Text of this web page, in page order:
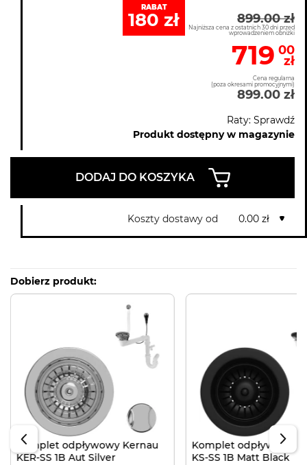
RABAT
180 zł 899.00 zł
Najniższa cena z ostatnich 30 dni przed
wprowadzeniem obniżki
719 00
zł
Cena regularna
(poza okresami promocyjnymi)
899.00 zł
Raty: Sprawdź
Produkt dostępny w magazynie
DODAJ DO KOSZYKA
Koszty dostawy od 0.00 zł
Dobierz produkt:
Komplet odpływowy Kernau
KER-SS 1B Aut Silver
Komplet odpływowy
KS-SS 1B Matt Black